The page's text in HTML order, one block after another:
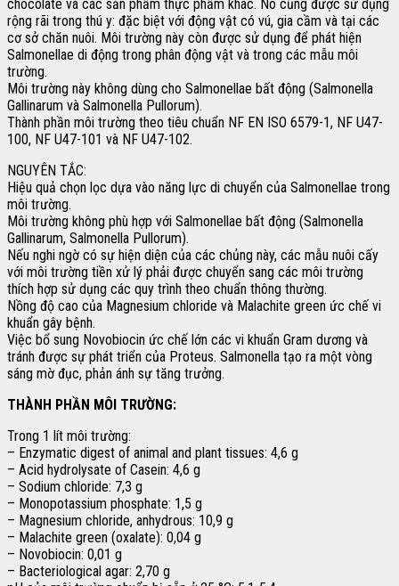
chocolate và các sản phẩm thực phẩm khác. Nó cũng được sử dụng
rộng rãi trong thú y: đặc biệt với động vật có vú, gia cầm và tại các
cơ sở chăn nuôi. Môi trường này còn được sử dụng để phát hiện
Salmonellae di động trong phân động vật và trong các mẫu môi
trường.
Môi trường này không dùng cho Salmonellae bất động (Salmonella
Gallinarum và Salmonella Pullorum).
Thành phần môi trường theo tiêu chuẩn NF EN ISO 6579-1, NF U47-
100, NF U47-101 và NF U47-102.
NGUYÊN TẮC:
Hiệu quả chọn lọc dựa vào năng lực di chuyển của Salmonellae trong
môi trường.
Môi trường không phù hợp với Salmonellae bất động (Salmonella
Gallinarum, Salmonella Pullorum).
Nếu nghi ngờ có sự hiện diện của các chủng này, các mẫu nuôi cấy
với môi trường tiền xử lý phải được chuyển sang các môi trường
thích hợp sử dụng các quy trình theo chuẩn thông thường.
Nồng độ cao của Magnesium chloride và Malachite green ức chế vi
khuẩn gây bệnh.
Việc bổ sung Novobiocin ức chế lớn các vi khuẩn Gram dương và
tránh được sự phát triển của Proteus. Salmonella tạo ra một vòng
sáng mờ đục, phản ánh sự tăng trưởng.
THÀNH PHẦN MÔI TRƯỜNG:
Trong 1 lít môi trường:
– Enzymatic digest of animal and plant tissues: 4,6 g
– Acid hydrolysate of Casein: 4,6 g
– Sodium chloride: 7,3 g
– Monopotassium phosphate: 1,5 g
– Magnesium chloride, anhydrous: 10,9 g
– Malachite green (oxalate): 0,04 g
– Novobiocin: 0,01 g
– Bacteriological agar: 2,70 g